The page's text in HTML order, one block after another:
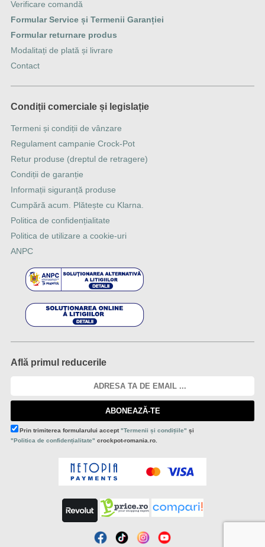
Verificare comandă
Formular Service și Termenii Garanției
Formular returnare produs
Modalitați de plată și livrare
Contact
Condiții comerciale și legislație
Termeni și condiții de vânzare
Regulament campanie Crock-Pot
Retur produse (dreptul de retragere)
Condiții de garanție
Informații siguranță produse
Cumpără acum. Plătește cu Klarna.
Politica de confidențialitate
Politica de utilizare a cookie-uri
ANPC
Află primul reducerile
ABONEAZĂ-TE
Prin trimiterea formularului accept"Termenii și condițiile" și
"Politica de confidențialitate" crockpot-romania.ro.